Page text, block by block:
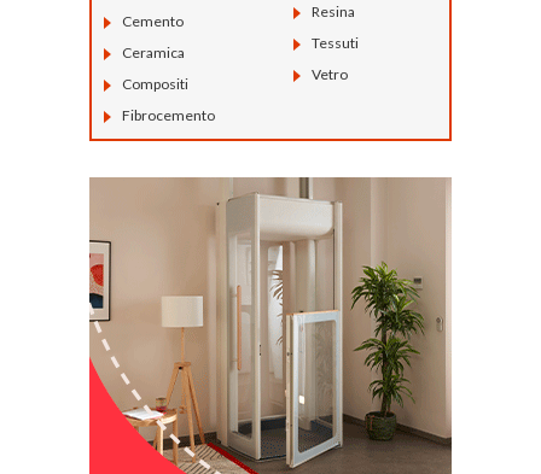
Cemento
Ceramica
Compositi
Fibrocemento
Resina
Tessuti
Vetro